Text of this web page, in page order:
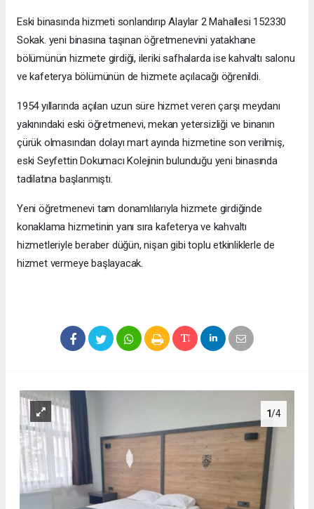
Eski binasında hizmeti sonlandırıp Alaylar 2 Mahallesi 152330
Sokak. yeni binasına taşınan öğretmenevini yatakhane
bölümünün hizmete girdiği, ileriki safhalarda ise kahvaltı salonu
ve kafeterya bölümünün de hizmete açılacağı öğrenildi.
1954 yıllarında açılan uzun süre hizmet veren çarşı meydanı
yakınındaki eski öğretmenevi, mekan yetersizliği ve binanın
çürük olmasından dolayı mart ayında hizmetine son verilmiş,
eski Seyfettin Dokumacı Kolejinin bulunduğu yeni binasında
tadilatına başlanmıştı.
Yeni öğretmenevi tam donamlılarıyla hizmete girdiğinde
konaklama hizmetinin yanı sıra kafeterya ve kahvaltı
hizmetleriyle beraber düğün, nişan gibi toplu etkinliklerle de
hizmet vermeye başlayacak.
1/4